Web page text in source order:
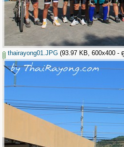
thairayong01.JPG (93.97 KB, 600x400 -